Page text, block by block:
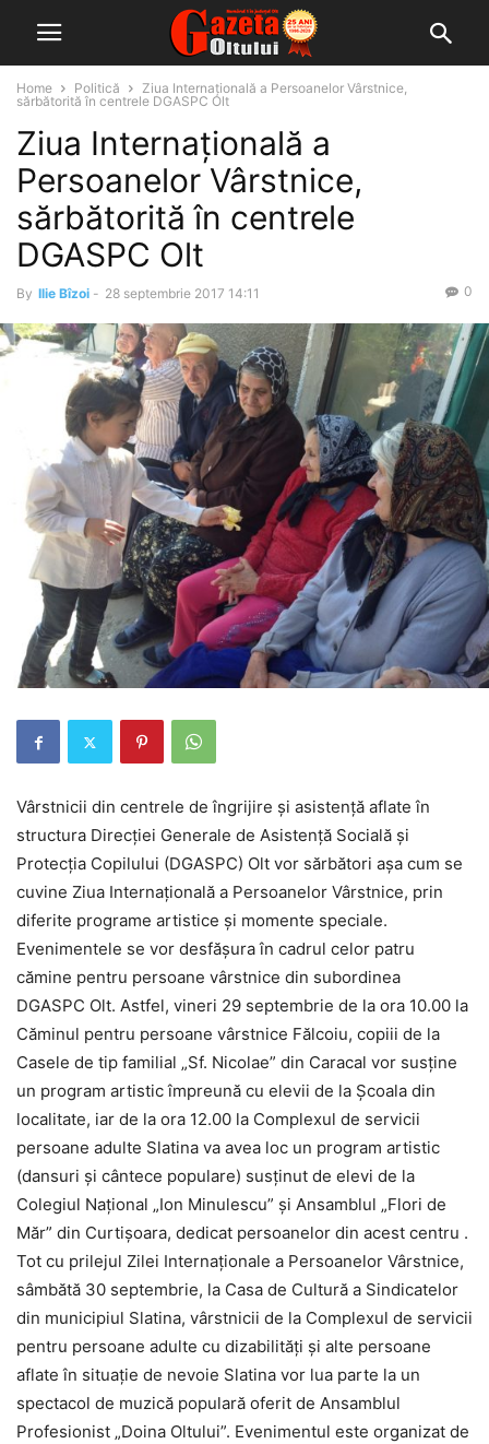
Home Politică
Ziua Internaţională a Persoanelor Vârstnice,
sărbătorită în centrele DGASPC Olt
Ziua Internaţională a
Persoanelor Vârstnice,
sărbătorită în centrele
DGASPC Olt
By Ilie Bîzoi - 28 septembrie 2017 14:11 0
Vârstnicii din centrele de îngrijire şi asistenţă aflate în
structura Direcţiei Generale de Asistenţă Socială şi
Protecţia Copilului (DGASPC) Olt vor sărbători aşa cum se
cuvine Ziua Internaţională a Persoanelor Vârstnice, prin
diferite programe artistice şi momente speciale.
Evenimentele se vor desfăşura în cadrul celor patru
cămine pentru persoane vârstnice din subordinea
DGASPC Olt. Astfel, vineri 29 septembrie de la ora 10.00 la
Căminul pentru persoane vârstnice Fălcoiu, copiii de la
Casele de tip familial „Sf. Nicolae” din Caracal vor susține
un program artistic împreună cu elevii de la Școala din
localitate, iar de la ora 12.00 la Complexul de servicii
persoane adulte Slatina va avea loc un program artistic
(dansuri şi cântece populare) susţinut de elevi de la
Colegiul Naţional „Ion Minulescu” şi Ansamblul „Flori de
Măr” din Curtişoara, dedicat persoanelor din acest centru .
Tot cu prilejul Zilei Internaţionale a Persoanelor Vârstnice,
sâmbătă 30 septembrie, la Casa de Cultură a Sindicatelor
din municipiul Slatina, vârstnicii de la Complexul de servicii
pentru persoane adulte cu dizabilități și alte persoane
aflate în situație de nevoie Slatina vor lua parte la un
spectacol de muzică populară oferit de Ansamblul
Profesionist „Doina Oltului”. Evenimentul este organizat de